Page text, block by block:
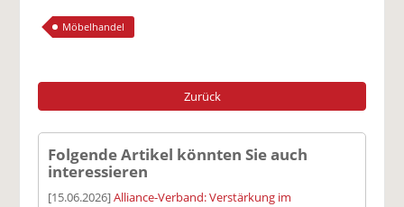
Möbelhandel
Zurück
Folgende Artikel könnten Sie auch
interessieren
[15.06.2026]Alliance-Verband: Verstärkung im